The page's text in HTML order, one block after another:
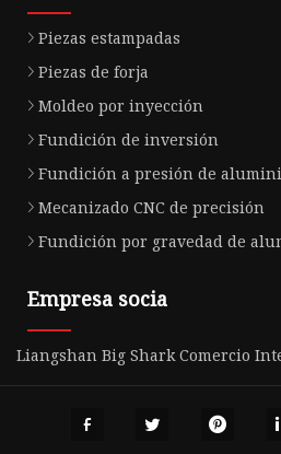
Piezas estampadas
Piezas de forja
Moldeo por inyección
Fundición de inversión
Fundición a presión de
Mecanizado CNC de precisión
Fundición por gravedad de
Empresa socia
Liangshan Big Shark Comercio